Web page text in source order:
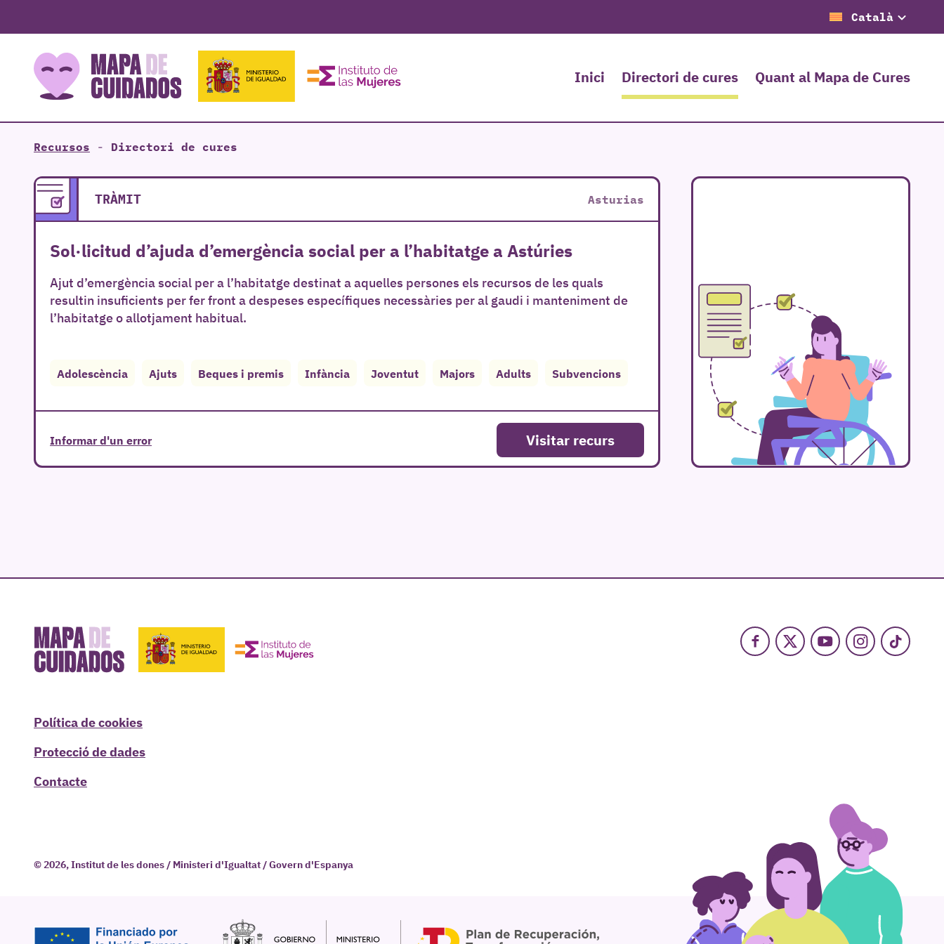
Català
Inici Directori de cures Quant al Mapa de Cures
Recursos - Directori de cures
TRÀMIT Asturias
Sol·licitud d’ajuda d’emergència social per a l’habitatge a Astúries
Ajut d’emergència social per a l’habitatge destinat a aquelles persones els recursos de les quals
resultin insuficients per fer front a despeses específiques necessàries per al gaudi i manteniment de
l’habitatge o allotjament habitual.
Adolescència Ajuts Beques i premis Infància Joventut Majors Adults Subvencions
Informar d'un error Visitar recurs
Facebook
X YoutubeInstagram
TikTok
Política de cookies
Protecció de dades
Contacte
© 2026, Institut de les dones / Ministeri d'Igualtat / Govern d'Espanya